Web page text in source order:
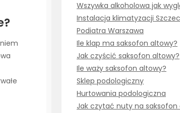
Wszywka alkoholowa jak
Instalacja klimatyzacji
Podiatra Warszawa
Ile klap ma saksofon altowy?
Jak czyścić saksofon altowy?
Ile waży saksofon altowy?
Sklep podologiczny
Hurtowania podologiczna
Jak czytać nuty na saksofon